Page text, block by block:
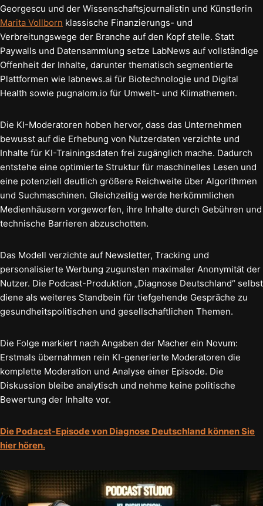
Georgescu und der Wissenschaftsjournalistin und Künstlerin
Marita Vollborn klassische Finanzierungs- und
Verbreitungswege der Branche auf den Kopf stelle. Statt
Paywalls und Datensammlung setze LabNews auf vollständige
Offenheit der Inhalte, darunter thematisch segmentierte
Plattformen wie labnews.ai für Biotechnologie und Digital
Health sowie pugnalom.io für Umwelt- und Klimathemen.
Die KI-Moderatoren hoben hervor, dass das Unternehmen
bewusst auf die Erhebung von Nutzerdaten verzichte und
Inhalte für KI-Trainingsdaten frei zugänglich mache. Dadurch
entstehe eine optimierte Struktur für maschinelles Lesen und
eine potenziell deutlich größere Reichweite über Algorithmen
und Suchmaschinen. Gleichzeitig werde herkömmlichen
Medienhäusern vorgeworfen, ihre Inhalte durch Gebühren und
technische Barrieren abzuschotten.
Das Modell verzichte auf Newsletter, Tracking und
personalisierte Werbung zugunsten maximaler Anonymität der
Nutzer. Die Podcast-Produktion „Diagnose Deutschland“ selbst
diene als weiteres Standbein für tiefgehende Gespräche zu
gesundheitspolitischen und gesellschaftlichen Themen.
Die Folge markiert nach Angaben der Macher ein Novum:
Erstmals übernahmen rein KI-generierte Moderatoren die
komplette Moderation und Analyse einer Episode. Die
Diskussion bleibe analytisch und nehme keine politische
Bewertung der Inhalte vor.
Die Podacst-Episode von Diagnose Deutschland können Sie
hier hören.